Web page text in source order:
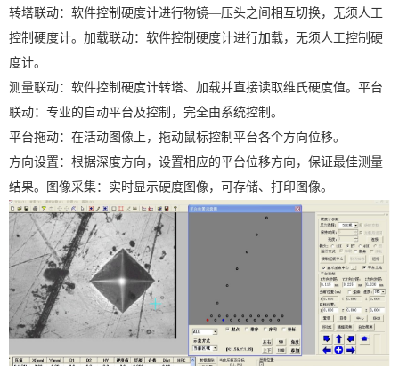
转塔联动：软件控制硬度计进行物镜—压头之间相互切换，无须人工
控制硬度计。加载联动：软件控制硬度计进行加载，无须人工控制硬
度计。
测量联动：软件控制硬度计转塔、加载并直接读取维氏硬度值。平台
联动：专业的自动平台及控制，完全由系统控制。
平台拖动：在活动图像上，拖动鼠标控制平台各个方向位移。
方向设置：根据深度方向，设置相应的平台位移方向，保证最佳测量
结果。图像采集：实时显示硬度图像，可存储、打印图像。